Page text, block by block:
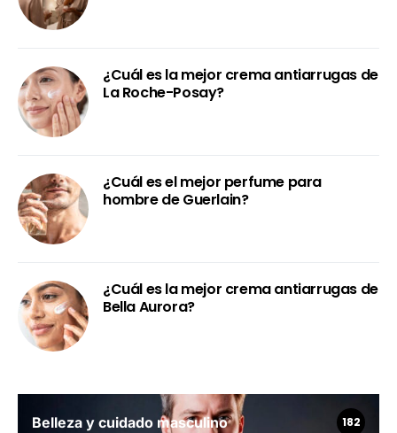
¿Cuál es la mejor crema antiarrugas de
La Roche-Posay?
¿Cuál es el mejor perfume para
hombre de Guerlain?
¿Cuál es la mejor crema antiarrugas de
Bella Aurora?
Belleza y cuidado masculino 182